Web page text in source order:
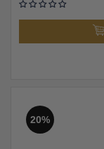
20%